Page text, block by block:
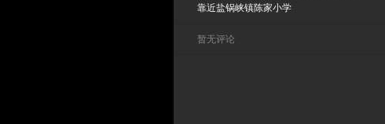
靠近盐锅峡镇陈家小学
暂无评论